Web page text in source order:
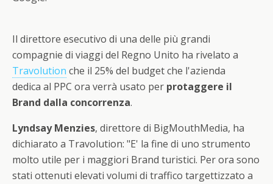
Il direttore esecutivo di una delle più grandi
compagnie di viaggi del Regno Unito ha rivelato a
Travolution che il 25% del budget che l'azienda
dedica al PPC ora verrà usato per protaggere il
Brand dalla concorrenza.
Lyndsay Menzies, direttore di BigMouthMedia, ha
dichiarato a Travolution: "E' la fine di uno strumento
molto utile per i maggiori Brand turistici. Per ora sono
stati ottenuti elevati volumi di traffico targettizzato a